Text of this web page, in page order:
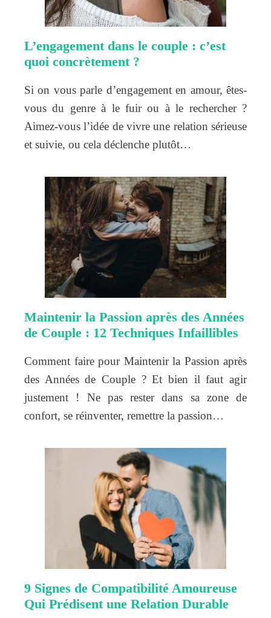
L’engagement dans le couple : c’est
quoi concrètement ?
Si on vous parle d’engagement en amour, êtes-
vous du genre à le fuir ou à le rechercher ?
Aimez-vous l’idée de vivre une relation sérieuse
et suivie, ou cela déclenche plutôt…
Maintenir la Passion après des Années
de Couple : 12 Techniques Infaillibles
Comment faire pour Maintenir la Passion après
des Années de Couple ? Et bien il faut agir
justement ! Ne pas rester dans sa zone de
confort, se réinventer, remettre la passion…
9 Signes de Compatibilité Amoureuse
Qui Prédisent une Relation Durable